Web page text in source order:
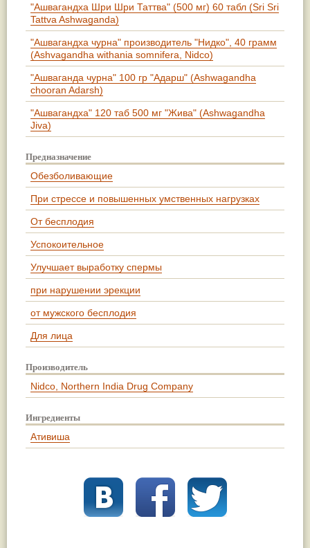
"Ашвагандха Шри Шри Таттва" (500 мг) 60 табл (Sri Sri
Tattva Ashwaganda)
"Ашвагандха чурна" производитель "Нидко", 40 грамм
(Ashvagandha withania somnifera, Nidco)
"Ашваганда чурна" 100 гр "Адарш" (Ashwagandha
chooran Adarsh)
"Ашвагандха" 120 таб 500 мг "Жива" (Ashwagandha
Jiva)
Предназначение
Обезболивающие
При стрессе и повышенных умственных нагрузках
От бесплодия
Успокоительное
Улучшает выработку спермы
при нарушении эрекции
от мужского бесплодия
Для лица
Производитель
Nidсo, Northern India Drug Company
Ингредиенты
Ативиша